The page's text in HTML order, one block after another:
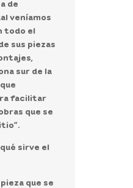
de
veníamos
todo el
sus piezas
sur de la
facilitar
que se
sirve el
que se